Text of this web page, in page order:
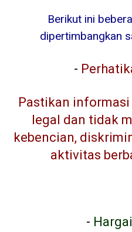
Berikut ini
dipertimbangkan
-
Pastikan
legal dan tidak
kebencian,
aktivitas
-